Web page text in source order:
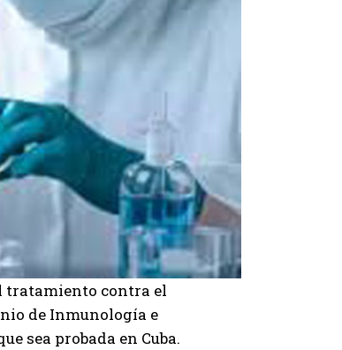
tratamiento contra el
de Inmunología e
sea probada en Cuba.